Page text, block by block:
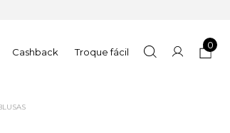
Cashback Troque fácil
0